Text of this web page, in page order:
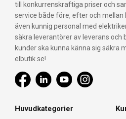
till konkurrenskraftiga priser och
service både före, efter och mellan
även kunnig personal med
säkra leverantörer av leverans och
kunder ska kunna känna sig säkra
elbutik.se!
Huvudkategorier